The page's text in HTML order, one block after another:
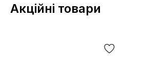
Акційні товари